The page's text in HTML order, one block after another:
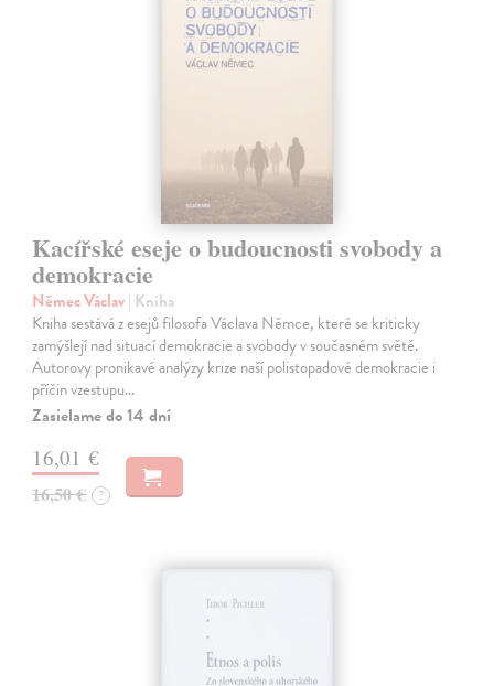
Kacířské eseje o budoucnosti svobody a
demokracie
Němec Václav| Kniha
Kniha sestává z esejů filosofa Václava Němce, které se kriticky
zamýšlejí nad situací demokracie a svobody v současném světě.
Autorovy pronikavé analýzy krize naší polistopadové demokracie i
příčin vzestupu…
Zasielame do 14 dní
16,01 €
16,50 € ?